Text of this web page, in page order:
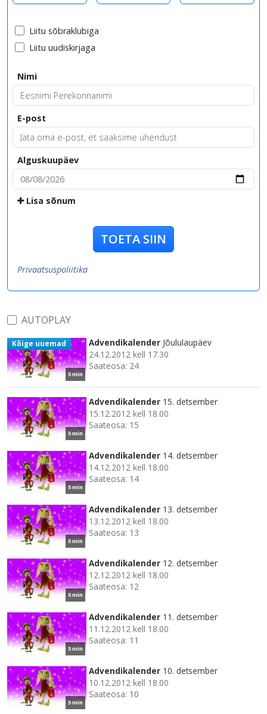
Liitu sõbraklubiga
Liitu uudiskirjaga
Nimi
E-post
Alguskuupäev
Lisa sõnum
TOETA SIIN
Privaatsuspoliitika
AUTOPLAY
5 min
Kõige uuemad Advendikalender Jõululaupäev
24.12.2012 kell 17.30
Saateosa: 24
5 min
Advendikalender 15. detsember
15.12.2012 kell 18.00
Saateosa: 15
5 min
Advendikalender 14. detsember
14.12.2012 kell 18.00
Saateosa: 14
5 min
Advendikalender 13. detsember
13.12.2012 kell 18.00
Saateosa: 13
5 min
Advendikalender 12. detsember
12.12.2012 kell 18.00
Saateosa: 12
5 min
Advendikalender 11. detsember
11.12.2012 kell 18.00
Saateosa: 11
5 min
Advendikalender 10. detsember
10.12.2012 kell 18.00
Saateosa: 10